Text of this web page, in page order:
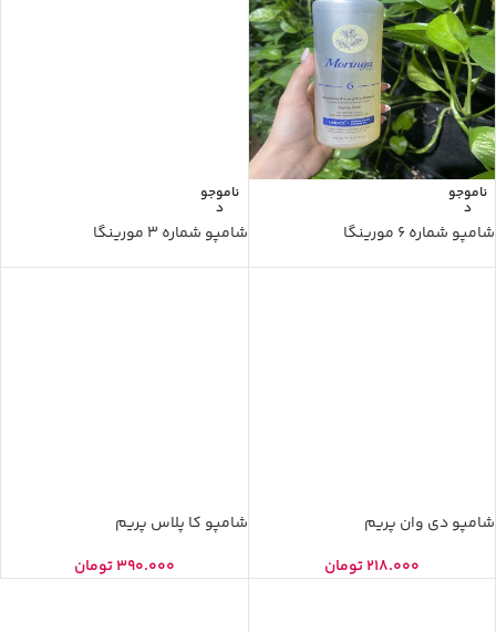
ناموجو
د
شامپو شماره 6 مورینگا
ناموجو
د
شامپو شماره 3 مورینگا
شامپو دی وان پریم
218.000تومان
شامپو کا پلاس پریم
390.000تومان